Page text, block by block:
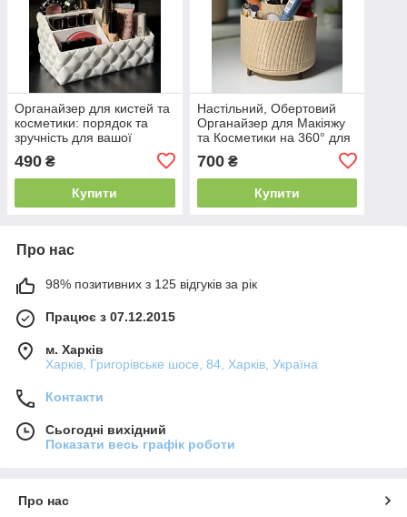
Органайзер для кистей та
косметики: порядок та
зручність для вашої
490 ₴
Купити
Настільний, Обертовий
Органайзер для Макіяжу
та Косметики на 360° для
Канцелярії, бежевий
700₴
Купити
Про нас
98% позитивних з 125 відгуків за рік
Працює з 07.12.2015
м. Харків
Харків, Григорівське шосе, 84, Харків, Україна
Контакти
Сьогодні вихідний
Показати весь графік роботи
Про нас